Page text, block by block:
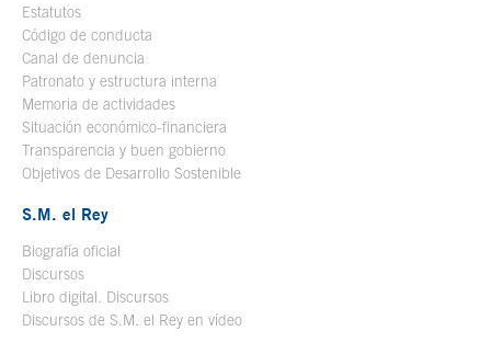
Estatutos
Código de conducta
Canal de denuncia
Patronato y estructura interna
Memoria de actividades
Situación económico-financiera
Transparencia y buen gobierno
Objetivos de Desarrollo Sostenible
S.M. el Rey
Biografía oficial
Discursos
Libro digital. Discursos
Discursos de S.M. el Rey en vídeo